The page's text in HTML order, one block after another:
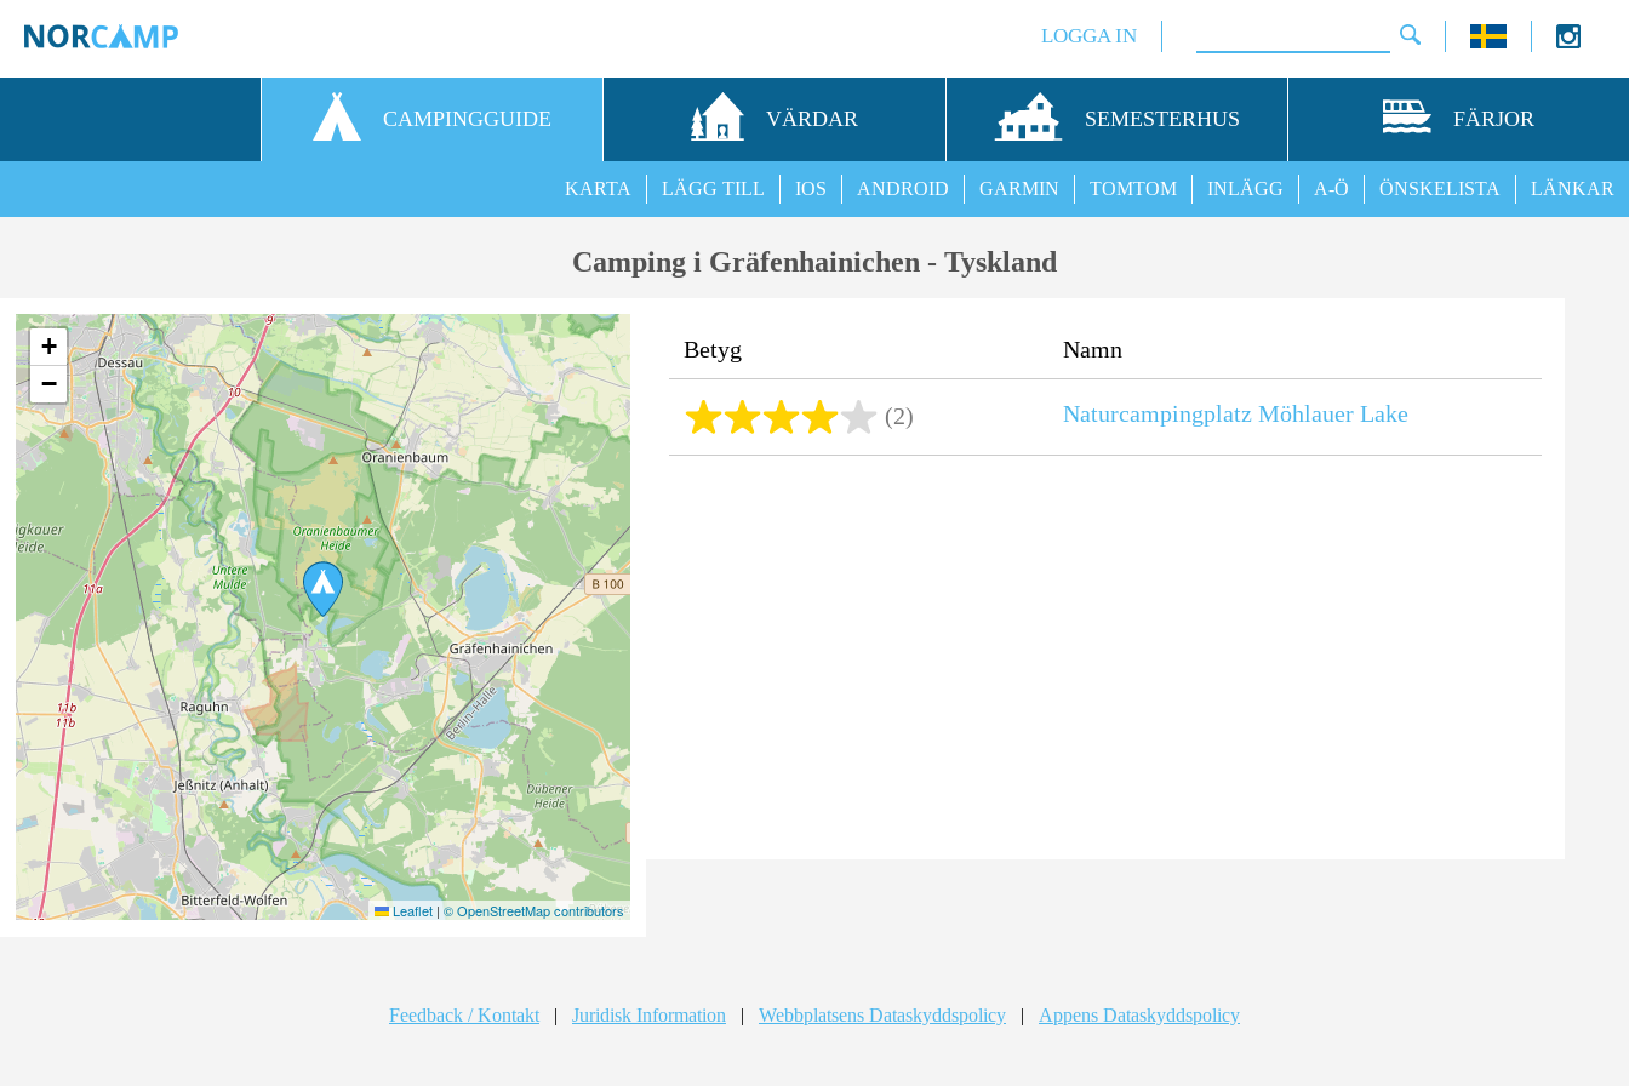
LOGGA IN
CAMPINGGUIDE VÄRDAR SEMESTERHUS FÄRJOR
LÄNKAR
ÖNSKELISTA
A-Ö
INLÄGG
TOMTOM
GARMIN
ANDROID
IOS
LÄGG TILL
KARTA
Camping i Gräfenhainichen - Tyskland
+
−
Leaflet | © OpenStreetMap contributors
Betyg Namn
(2) Naturcampingplatz Möhlauer Lake
Feedback / Kontakt | Juridisk Information | Webbplatsens Dataskyddspolicy | Appens Dataskyddspolicy